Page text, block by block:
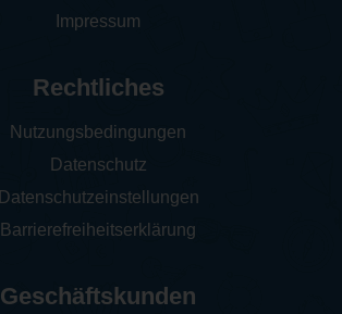
Impressum
Rechtliches
Nutzungsbedingungen
Datenschutz
Datenschutzeinstellungen
Barrierefreiheitserklärung
Geschäftskunden